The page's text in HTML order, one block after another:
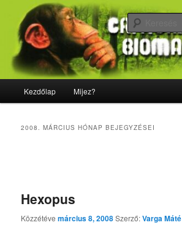
elsődleges
tartalomra
másodlagos
tartalomraCriticalBiomass
Majdnem minden, ami biológia
Kezdőlap Mijez?
2008. MÁRCIUS HÓNAP BEJEGYZÉSEI
Hexopus
Közzétévemárcius 8, 2008Szerző:Varga Máté